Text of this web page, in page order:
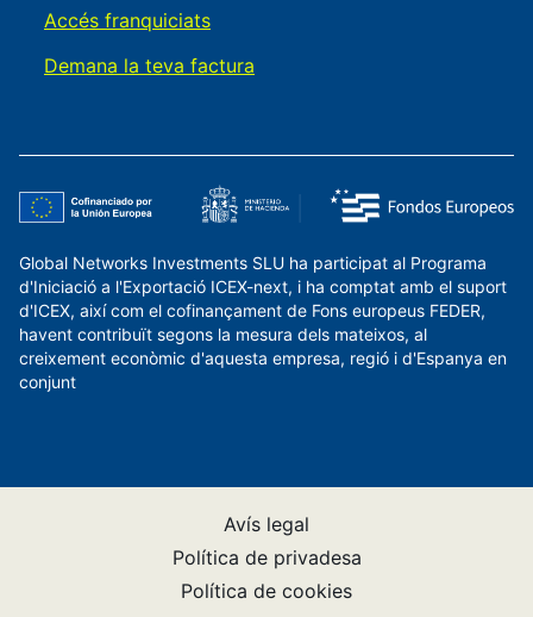
Accés franquiciats
Demana la teva factura
Global Networks Investments SLU ha participat al Programa
d'Iniciació a l'Exportació ICEX-next, i ha comptat amb el suport
d'ICEX, així com el cofinançament de Fons europeus FEDER,
havent contribuït segons la mesura dels mateixos, al
creixement econòmic d'aquesta empresa, regió i d'Espanya en
conjunt
Avís legal
Política de privadesa
Política de cookies